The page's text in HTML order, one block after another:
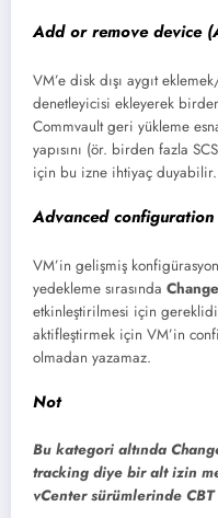
Add or remove device
VM’e disk dışı aygıt
denetleyicisi ekleyerek
Commvault geri yükleme
yapısını (ör. birden fazla
için bu izne ihtiyaç duyabilir.
Advanced configuration
VM’in gelişmiş
yedekleme sırasında
etkinleştirilmesi için
aktifleştirmek için VM’in
olmadan yazamaz.
Not
Bu kategori altında
tracking diye bir alt izin
vCenter sürümlerinde